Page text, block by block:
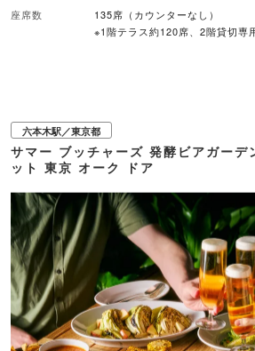
座席数
135席（カウンターなし）
※1階テラス約120席、2階貸切専
六本木駅／東京都
サマー ブッチャーズ 発酵ビアガーデ
ット 東京 オーク ドア